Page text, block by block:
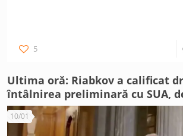
5
Ultima oră: Riabkov a calificat
întâlnirea preliminară cu SUA,
10/01